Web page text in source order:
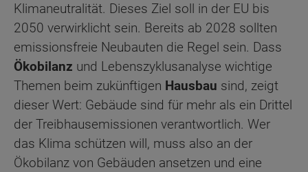
Klimaneutralität. Dieses Ziel soll in der EU bis
2050 verwirklicht sein. Bereits ab 2028 sollten
emissionsfreie Neubauten die Regel sein. Dass
Ökobilanz und Lebenszyklusanalyse wichtige
Themen beim zukünftigen Hausbau sind, zeigt
dieser Wert: Gebäude sind für mehr als ein Drittel
der Treibhausemissionen verantwortlich. Wer
das Klima schützen will, muss also an der
Ökobilanz von Gebäuden ansetzen und eine